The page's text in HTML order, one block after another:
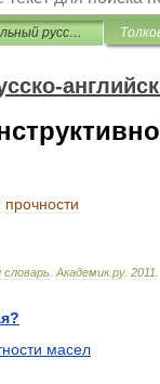
Универсальный русско-английский словарь
прочности
словарь Академик.ру. 2011
масел